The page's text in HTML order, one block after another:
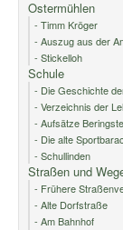
Ostermühlen
- Timm Kröger
- Auszug aus der
- Stickelloh
Schule
- Die Geschichte
- Verzeichnis der
- Aufsätze
- Die alte
- Schullinden
Straßen und
- Frühere
- Alte Dorfstraße
- Am Bahnhof